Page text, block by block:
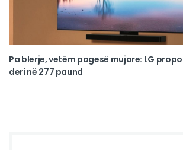
Pa blerje, vetëm pagesë mujore: LG
deri në 277 paund